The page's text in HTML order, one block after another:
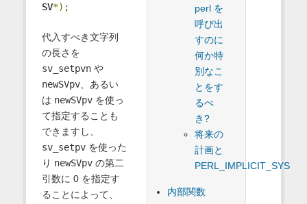
perl を
呼び出
すのに
何か特
別なこ
とをす
るべ
き?
将来の
計画と
PERL_IMPLICIT_SYS
内部関数
SV*);
代入すべき文字列
の長さを
sv_setpvnや
newSVpv、あるい
は newSVpvを使っ
て指定することも
できますし、
sv_setpvを使った
り newSVpvの第二
引数に 0 を指定す
ることによって、